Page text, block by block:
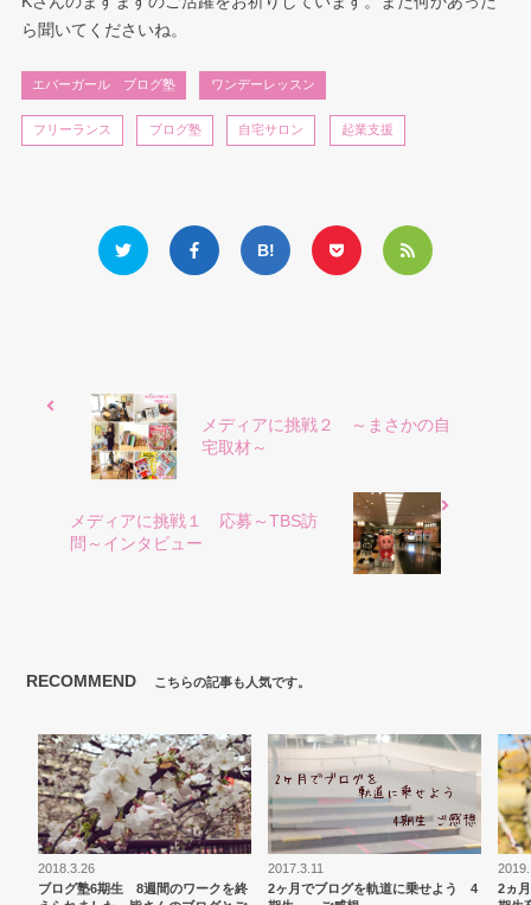
ら聞いてくださいね。
エバーガール ブログ塾 ワンデーレッスン
フリーランス ブログ塾 自宅サロン 起業支援
メディアに挑戦２ ～まさかの自
宅取材～
メディアに挑戦１ 応募～TBS訪
問～インタビュー
RECOMMEND こちらの記事も人気です。
2018.3.26
ブログ塾6期生 8週間のワークを終
2017.3.11
2ヶ月でブログを軌道に乗せよう 4
2ヵ